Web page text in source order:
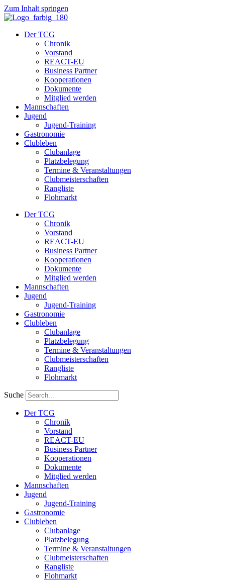
Zum Inhalt springen
Der TCG
Chronik
Vorstand
REACT-EU
Business Partner
Kooperationen
Dokumente
Mitglied werden
Mannschaften
Jugend
Jugend-Training
Gastronomie
Clubleben
Clubanlage
Platzbelegung
Termine & Veranstaltungen
Clubmeisterschaften
Rangliste
Flohmarkt
Der TCG
Chronik
Vorstand
REACT-EU
Business Partner
Kooperationen
Dokumente
Mitglied werden
Mannschaften
Jugend
Jugend-Training
Gastronomie
Clubleben
Clubanlage
Platzbelegung
Termine & Veranstaltungen
Clubmeisterschaften
Rangliste
Flohmarkt
Suche
Der TCG
Chronik
Vorstand
REACT-EU
Business Partner
Kooperationen
Dokumente
Mitglied werden
Mannschaften
Jugend
Jugend-Training
Gastronomie
Clubleben
Clubanlage
Platzbelegung
Termine & Veranstaltungen
Clubmeisterschaften
Rangliste
Flohmarkt